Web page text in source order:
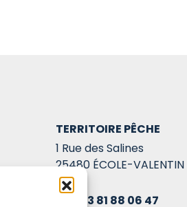
TERRITOIRE PÊCHE
1 Rue des Salines
25480 ÉCOLE-VALENTIN
03 81 88 06 47